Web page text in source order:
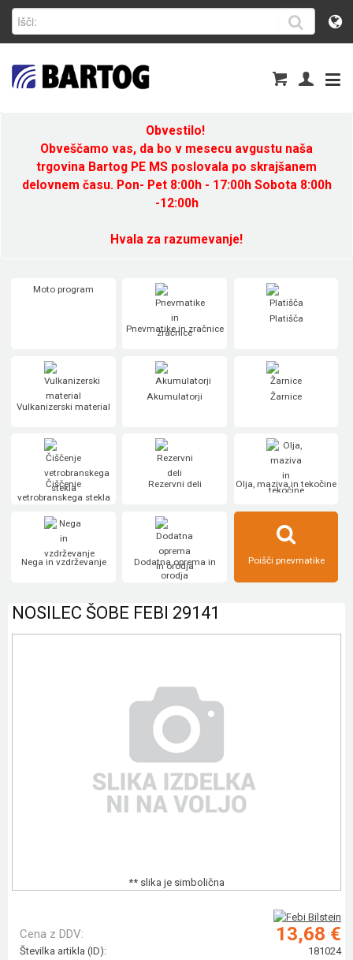
Obvestilo!
Obveščamo vas, da bo v mesecu avgustu naša
trgovina Bartog PE MS poslovala po skrajšanem
delovnem času. Pon- Pet 8:00h - 17:00h Sobota 8:00h
-12:00h
Hvala za razumevanje!
Moto program
Pnevmatike in zračnice
Platišča
Vulkanizerski material
Akumulatorji Žarnice
Čiščenje
vetrobranskega stekla
Rezervni deli Olja, maziva in tekočine
Nega in vzdrževanje
Dodatna oprema in
orodja
Poišči pnevmatike
NOSILEC ŠOBE FEBI 29141
** slika je simbolična
Cena z DDV: 13,68 €
Številka artikla (ID): 181024